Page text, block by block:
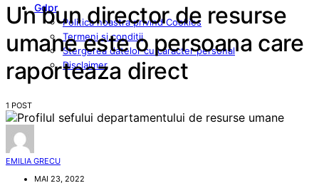
Gdpr
Politica noastra privind Cookies
Termeni si conditii
Stergerea datelor cu caracter personal
Disclaimer
Un bun director de resurse
umane este o persoana care
raporteaza direct
1 POST
EMILIA GRECU
MAI 23, 2022